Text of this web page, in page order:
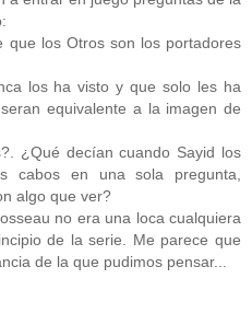
que los Otros son los portadores
los ha visto y que solo les ha
equivalente a la imagen de
¿Qué decían cuando Sayid los
cabos en una sola pregunta,
algo que ver?
no era una loca cualquiera
de la serie. Me parece que
de la que pudimos pensar...